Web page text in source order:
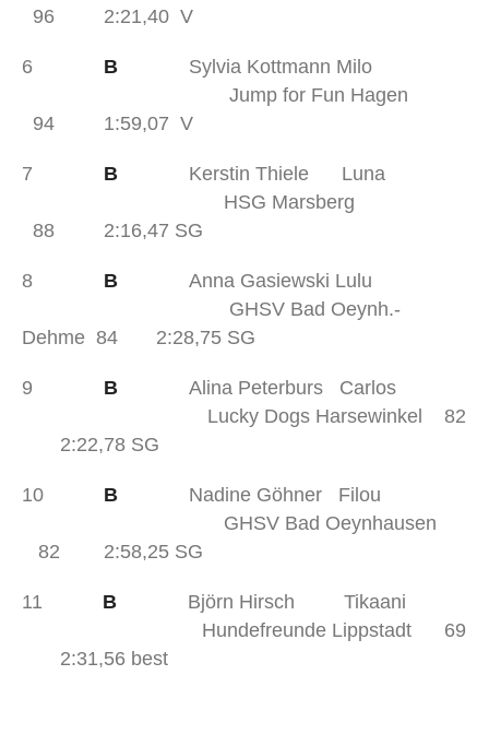
96 2:21,40 V
6 B Sylvia Kottmann Milo
Jump for Fun Hagen
94 1:59,07 V
7 B Kerstin Thiele Luna
HSG Marsberg
88 2:16,47 SG
8 B Anna Gasiewski Lulu
GHSV Bad Oeynh.-
Dehme 84 2:28,75 SG
9 B Alina Peterburs Carlos
Lucky Dogs Harsewinkel 82
2:22,78 SG
10 B Nadine Göhner Filou
GHSV Bad Oeynhausen
82 2:58,25 SG
11 B Björn Hirsch Tikaani
Hundefreunde Lippstadt 69
2:31,56 best